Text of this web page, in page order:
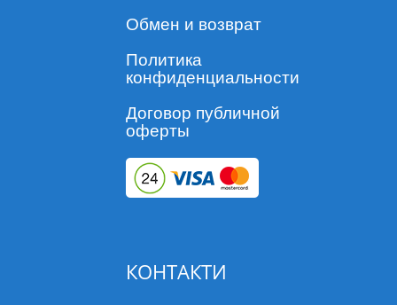
Обмен и возврат
Политика
конфиденциальности
Договор публичной
оферты
КОНТАКТИ